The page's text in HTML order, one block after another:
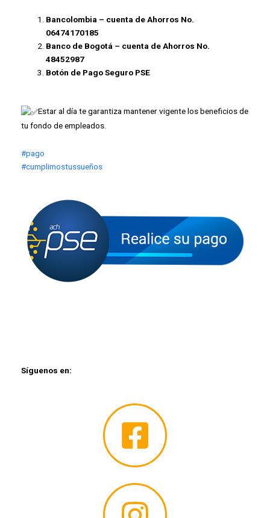
Bancolombia – cuenta de Ahorros No.
06474170185
Banco de Bogotá – cuenta de Ahorros No.
48452987
Botón de Pago Seguro PSE
Estar al día te garantiza mantener vigente los beneficios de
tu fondo de empleados.
#pago
#cumplimostussueños
Síguenos en: